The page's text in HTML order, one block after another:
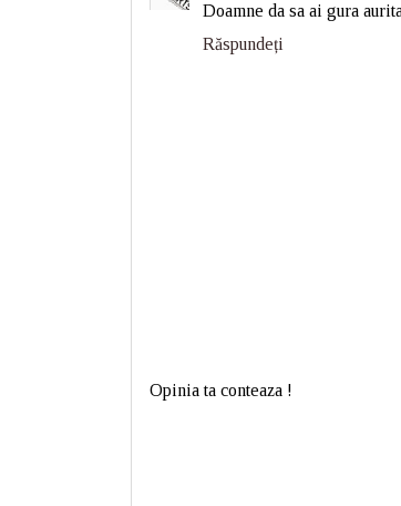
Doamne da sa ai gura
Răspundeți
Opinia ta conteaza !